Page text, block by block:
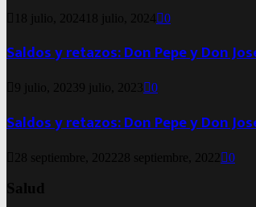
18 julio, 2024 18 julio, 2024 0
Saldos y retazos: Don Pepe y Don
9 julio, 20239 julio, 2023 0
Saldos y retazos: Don Pepe y Don
28 septiembre, 2022 28 septiembre, 2022 0
Salud